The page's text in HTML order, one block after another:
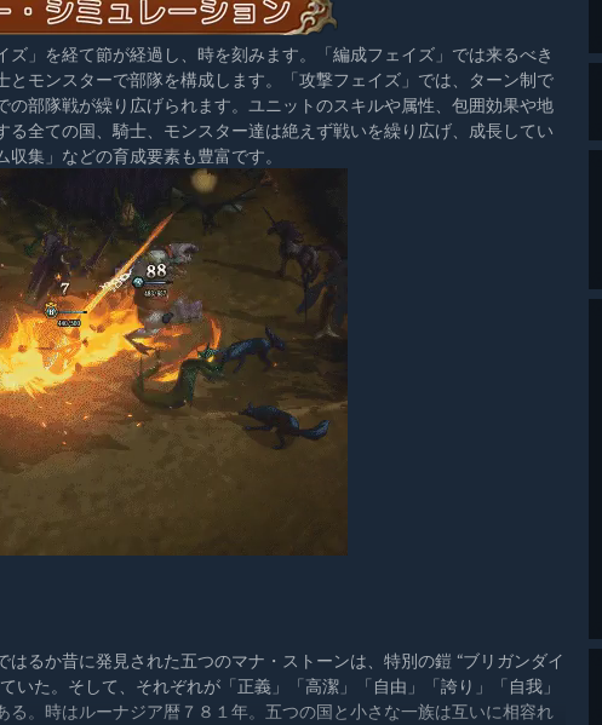
」を経て節が経過し、時を刻みます。「編成フェイズ」では来るべき
モンスターで部隊を構成します。「攻撃フェイズ」では、ターン制で
部隊戦が繰り広げられます。ユニットのスキルや属性、包囲効果や地
全ての国、騎士、モンスター達は絶えず戦いを繰り広げ、成長してい
集」などの育成要素も豊富です。
るか昔に発見された五つのマナ・ストーンは、特別の鎧 “ブリガンダイ
いた。そして、それぞれが「正義」「高潔」「自由」「誇り」「自我」
。時はルーナジア暦７８１年。五つの国と小さな一族は互いに相容れ